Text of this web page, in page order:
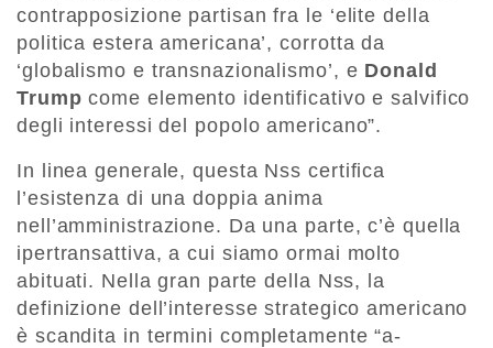
contrapposizione partisan fra le ‘elite della
politica estera americana’, corrotta da
‘globalismo e transnazionalismo’, e Donald
Trump come elemento identificativo e salvifico
degli interessi del popolo americano”.
In linea generale,questa Nss certifica
l’esistenza di una doppia anima
nell’amministrazione. Da una parte, c’è quella
ipertransattiva, a cui siamo ormai molto
abituati. Nella gran parte della Nss, la
definizione dell’interesse strategico americano
è scandita in termini completamente“a-